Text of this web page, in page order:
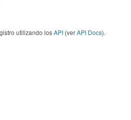
utilizando losAPI (verAPI Docs).